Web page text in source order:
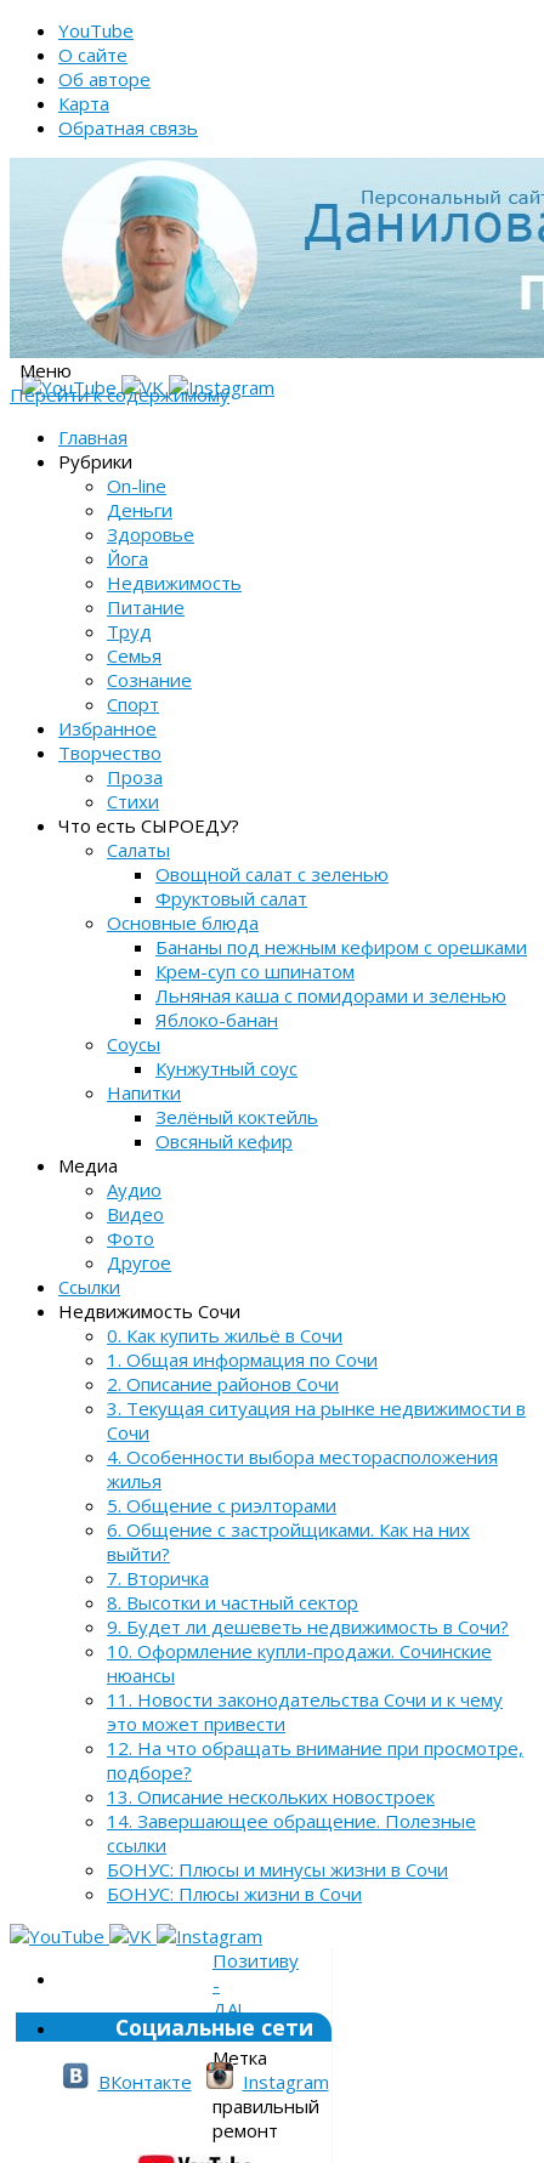
YouTube
О сайте
Об авторе
Карта
Обратная связь
Меню
Перейти к содержимому
Главная
Рубрики
On-line
Деньги
Здоровье
Йога
Недвижимость
Питание
Труд
Семья
Сознание
Спорт
Избранное
Творчество
Проза
Стихи
Что есть СЫРОЕДУ?
Салаты
Овощной салат с зеленью
Фруктовый салат
Основные блюда
Бананы под нежным кефиром с орешками
Крем-суп со шпинатом
Льняная каша с помидорами и зеленью
Яблоко-банан
Соусы
Кунжутный соус
Напитки
Зелёный коктейль
Овсяный кефир
Медиа
Аудио
Видео
Фото
Другое
Ссылки
Недвижимость Сочи
0. Как купить жильё в Сочи
1. Общая информация по Сочи
2. Описание районов Сочи
3. Текущая ситуация на рынке недвижимости в
Сочи
4. Особенности выбора месторасположения
жилья
5. Общение с риэлторами
6. Общение с застройщиками. Как на них
выйти?
7. Вторичка
8. Высотки и частный сектор
9. Будет ли дешеветь недвижимость в Сочи?
10. Оформление купли-продажи. Сочинские
нюансы
11. Новости законодательства Сочи и к чему
это может привести
12. На что обращать внимание при просмотре,
подборе?
13. Описание нескольких новостроек
14. Завершающее обращение. Полезные
ссылки
БОНУС: Плюсы и минусы жизни в Сочи
БОНУС: Плюсы жизни в Сочи
Позитиву
-
ДА!
»
Метка
»
правильный
ремонт
Социальные сети
ВКонтакте Instagram